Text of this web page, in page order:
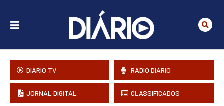
DIÁRIO TV RÁDIO DIÁRIO
JORNAL DIGITAL CLASSIFICADOS